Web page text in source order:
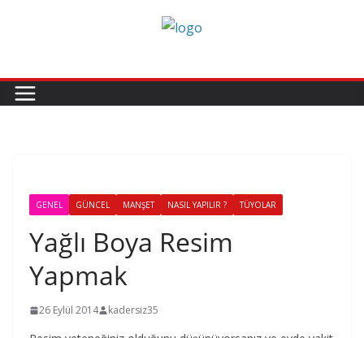
GENEL GÜNCEL MANŞET NASIL YAPILIR ? TÜYOLAR
Yağlı Boya Resim
Yapmak
26 Eylül 2014 kadersiz35